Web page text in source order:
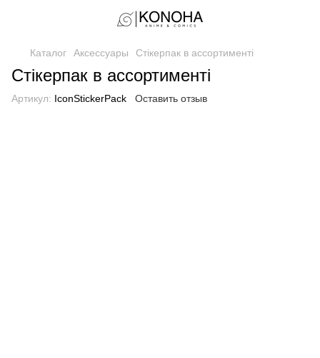
Каталог Аксессуары Стікерпак в ассортименті
Стікерпак в ассортименті
Артикул: IconStickerPack Оставить отзыв